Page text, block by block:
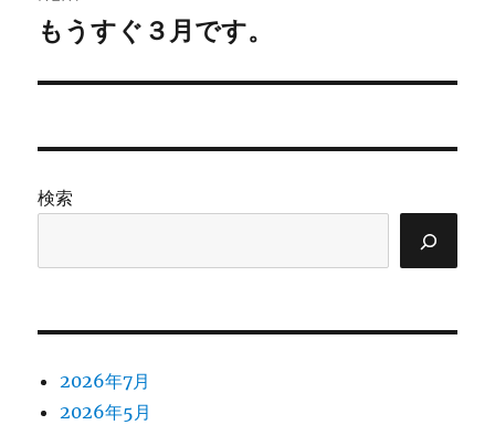
ゲ
ー
ン
Next
もうすぐ３月です。
検索
2026年7月
2026年5月